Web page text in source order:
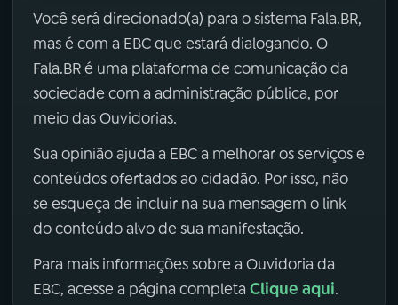
Você será direcionado(a) para o sistema Fala.BR,
mas é com a EBC que estará dialogando. O
Fala.BR é uma plataforma de comunicação da
sociedade com a administração pública, por
meio das Ouvidorias.
Sua opinião ajuda a EBC a melhorar os serviços e
conteúdos ofertados ao cidadão. Por isso, não
se esqueça de incluir na sua mensagem o link
do conteúdo alvo de sua manifestação.
Para mais informações sobre a Ouvidoria da
EBC, acesse a página completa Clique aqui.